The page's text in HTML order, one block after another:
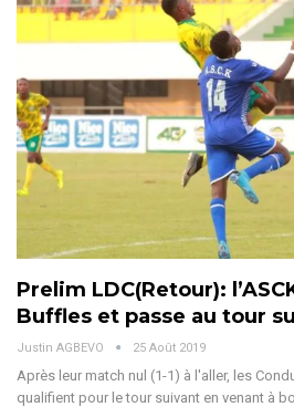
Prelim LDC(Retour):
Buffles et passe au tour
Justin AGBEVO 25 Août 2019
Après leur match nul (1-1) à l'aller, les
qualifient pour le tour suivant en venant à